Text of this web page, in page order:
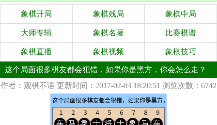
象棋开局 象棋残局 象棋中局
大师专辑 象棋名著 比赛棋谱
象棋直播 象棋视频 象棋技巧
这个局面很多棋友都会犯错，如果你是黑方，你会怎么走？
作者：观棋不语 更新时间：2017-02-03 18:20:51 浏览次数：6742